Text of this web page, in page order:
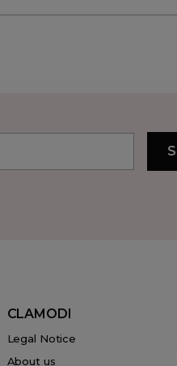
CLAMODI
Legal Notice
About us